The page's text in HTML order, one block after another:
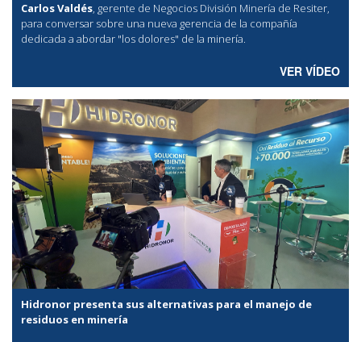
Carlos Valdés, gerente de Negocios División Minería de Resiter,
para conversar sobre una nueva gerencia de la compañía
dedicada a abordar "los dolores" de la minería.
VER VÍDEO
Hidronor presenta sus alternativas para el manejo de
residuos en minería